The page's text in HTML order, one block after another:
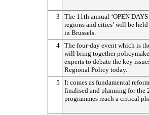
3
The 11th annual ‘OPEN
regions and cities’ will be
in Brussels.
4 The four-day event which is
will bring together
experts to debate the key
Regional Policy today.
5
It comes as fundamental
finalised and planning for the
programmes reach a critical